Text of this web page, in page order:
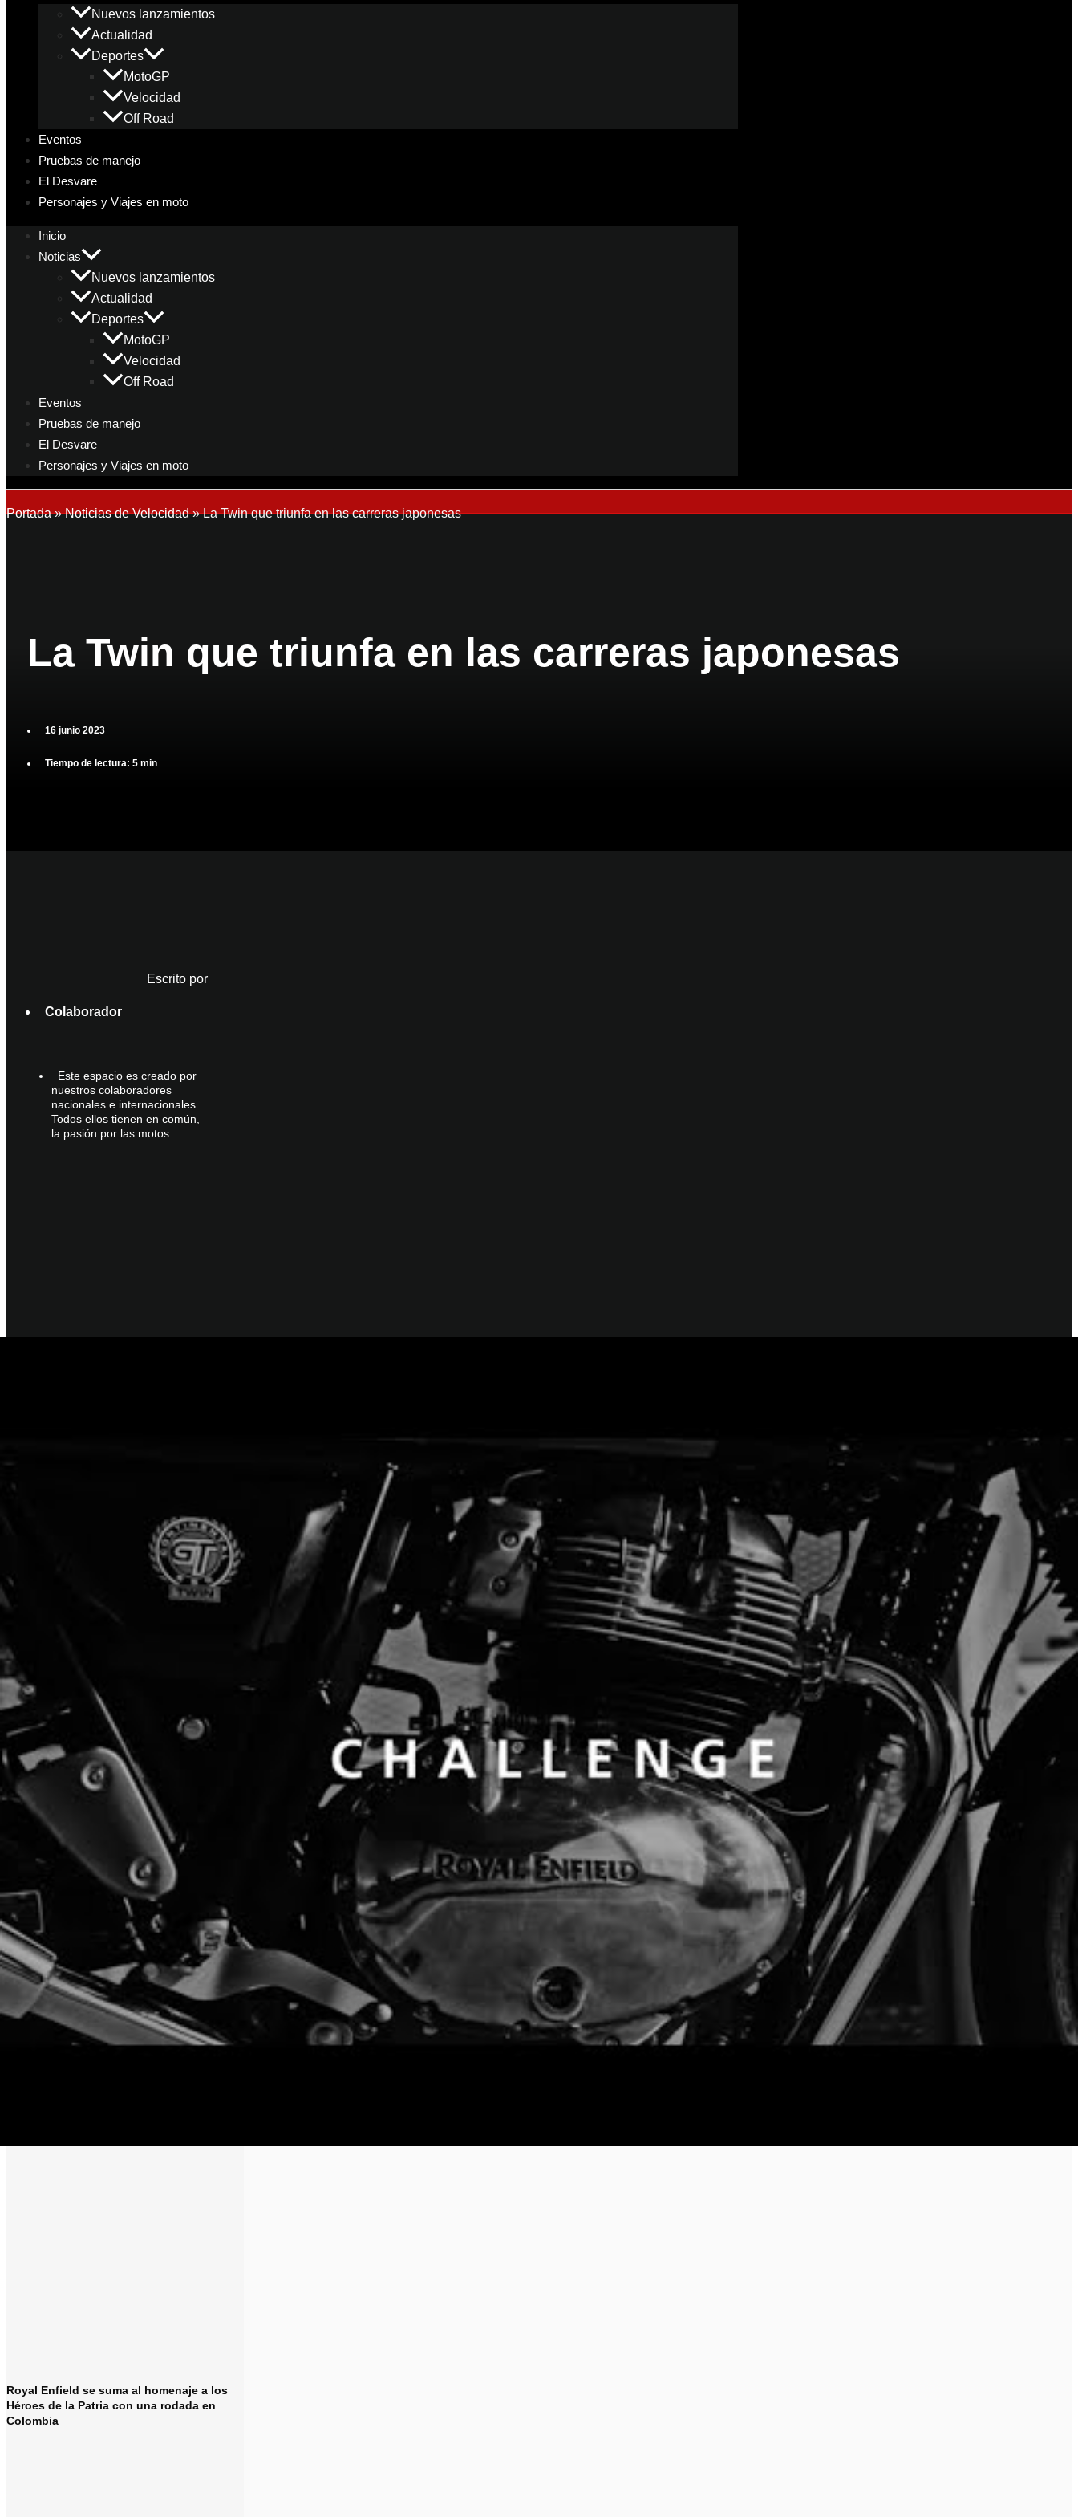
Nuevos lanzamientos
Actualidad
Deportes
MotoGP
Velocidad
Off Road
Eventos
Pruebas de manejo
El Desvare
Personajes y Viajes en moto
Inicio
Noticias
Nuevos lanzamientos
Actualidad
Deportes
MotoGP
Velocidad
Off Road
Eventos
Pruebas de manejo
El Desvare
Personajes y Viajes en moto
Portada»Noticias de Velocidad»La Twin que triunfa en las carreras japonesas
La Twin que triunfa en las carreras japonesas
16 junio 2023
Tiempo de lectura: 5 min
Escrito por
Colaborador
Este espacio es creado por
nuestros colaboradores
nacionales e internacionales.
Todos ellos tienen en común,
la pasión por las motos.
Royal Enfield se suma al homenaje a los
Héroes de la Patria con una rodada en
Colombia